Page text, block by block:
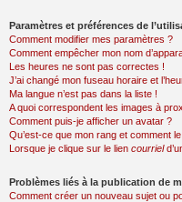
Paramètres et préférences de
Comment modifier mes paramètres ?
Comment empêcher mon nom
Les heures ne sont pas correctes !
J’ai changé mon fuseau horaire et
Ma langue n’est pas dans la liste !
A quoi correspondent les images à
Comment puis-je afficher un avatar ?
Qu’est-ce que mon rang et comment
Lorsque je clique sur le lien courriel
Problèmes liés à la publication de
Comment créer un nouveau sujet ou